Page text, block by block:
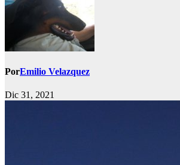
PorEmilio Velazquez
Dic 31, 2021